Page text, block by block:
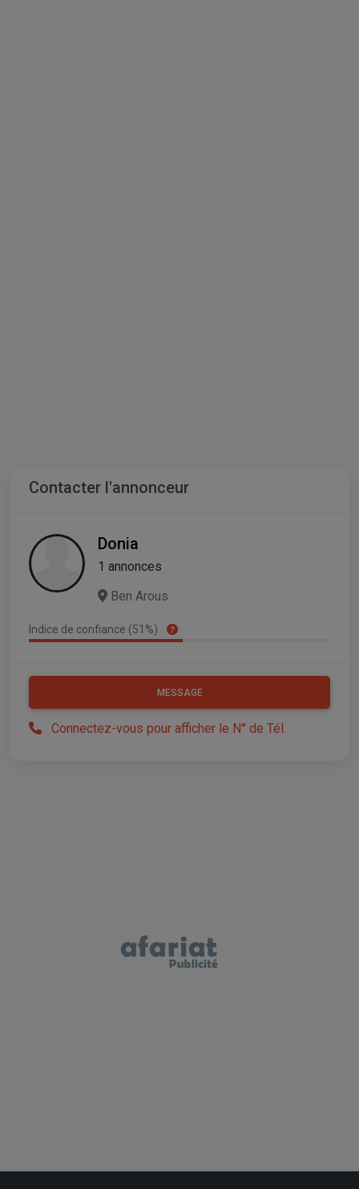
Contacter l'annonceur
Donia
1 annonces
Ben Arous
Indice de confiance (51%)
MESSAGE
Connectez-vous pour afficher le N° de Tél.